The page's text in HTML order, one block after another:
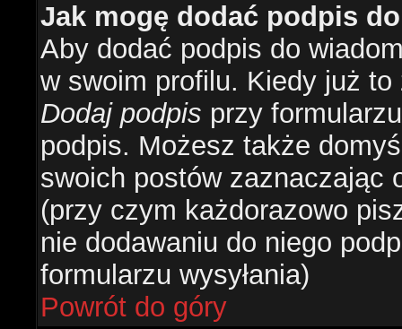
Jak mogę dodać podpis
Aby dodać podpis do
w swoim profilu. Kiedy już
Dodaj podpis przy
podpis. Możesz także
swoich postów zaznaczając
(przy czym każdorazowo
nie dodawaniu do niego
formularzu wysyłania)
Powrót do góry